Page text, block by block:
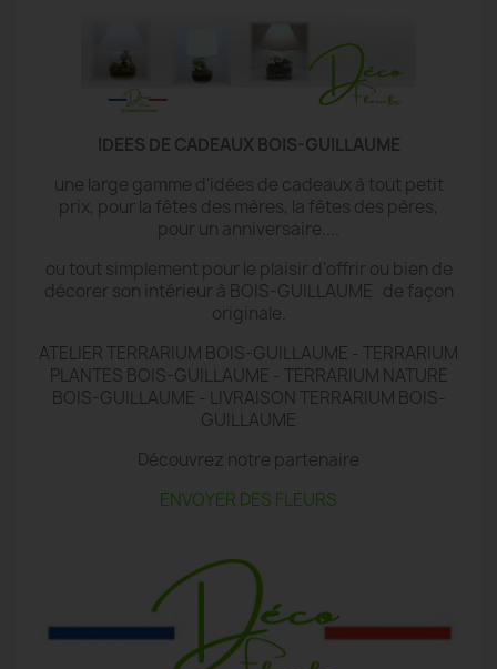
IDEES DE CADEAUX BOIS-GUILLAUME
une large gamme d'idées de cadeaux à tout petit
prix, pour la fêtes des mères, la fêtes des pères,
pour un anniversaire....
ou tout simplement pour le plaisir d'offrir ou bien de
décorer son intérieur à BOIS-GUILLAUME de façon
originale.
ATELIER TERRARIUM BOIS-GUILLAUME - TERRARIUM
PLANTES BOIS-GUILLAUME - TERRARIUM NATURE
BOIS-GUILLAUME - LIVRAISON TERRARIUM BOIS-
GUILLAUME
Découvrez notre partenaire
ENVOYER DES FLEURS